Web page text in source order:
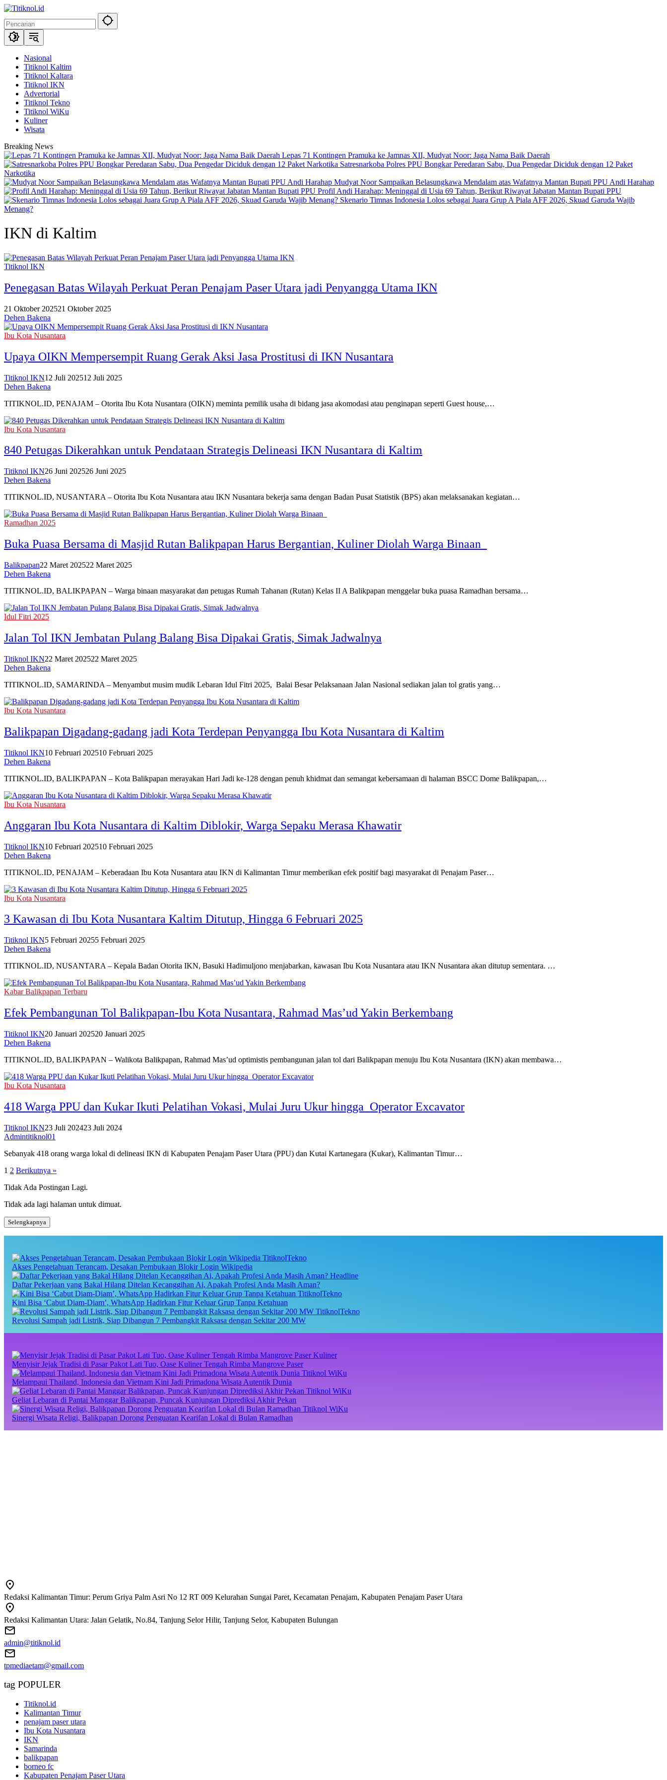
Langsung
konten
Nasional
Titiknol Kaltim
Titiknol Kaltara
Titiknol IKN
Advertorial
Titiknol Tekno
Titiknol WiKu
Kuliner
Wisata
Breaking News
Lepas 71 Kontingen Pramuka ke Jamnas XII, Mudyat Noor: Jaga Nama Baik Daerah
Satresnarkoba Polres PPU Bongkar Peredaran Sabu, Dua Pengedar Diciduk dengan 12 Paket
Narkotika
Mudyat Noor Sampaikan Belasungkawa Mendalam atas Wafatnya Mantan Bupati PPU Andi Harahap
Profil Andi Harahap: Meninggal di Usia 69 Tahun, Berikut Riwayat Jabatan Mantan Bupati PPU
Skenario Timnas Indonesia Lolos sebagai Juara Grup A Piala AFF 2026, Skuad Garuda Wajib
Menang?
IKN di Kaltim
Titiknol IKN
Penegasan Batas Wilayah Perkuat Peran Penajam Paser Utara jadi Penyangga Utama IKN
21 Oktober 202521 Oktober 2025
Dehen Bakena
Ibu Kota Nusantara
Upaya OIKN Mempersempit Ruang Gerak Aksi Jasa Prostitusi di IKN Nusantara
Titiknol IKN12 Juli 202512 Juli 2025
Dehen Bakena
TITIKNOL.ID, PENAJAM – Otorita Ibu Kota Nusantara (OIKN) meminta pemilik usaha di bidang jasa akomodasi atau penginapan seperti Guest house,…
Ibu Kota Nusantara
840 Petugas Dikerahkan untuk Pendataan Strategis Delineasi IKN Nusantara di Kaltim
Titiknol IKN26 Juni 202526 Juni 2025
Dehen Bakena
TITIKNOL.ID, NUSANTARA – Otorita Ibu Kota Nusantara atau IKN Nusantara bekerja sama dengan Badan Pusat Statistik (BPS) akan melaksanakan kegiatan…
Ramadhan 2025
Buka Puasa Bersama di Masjid Rutan Balikpapan Harus Bergantian, Kuliner Diolah Warga Binaan
Balikpapan22 Maret 202522 Maret 2025
Dehen Bakena
TITIKNOL.ID, BALIKPAPAN – Warga binaan masyarakat dan petugas Rumah Tahanan (Rutan) Kelas II A Balikpapan menggelar buka puasa Ramadhan bersama…
Idul Fitri 2025
Jalan Tol IKN Jembatan Pulang Balang Bisa Dipakai Gratis, Simak Jadwalnya
Titiknol IKN22 Maret 202522 Maret 2025
Dehen Bakena
TITIKNOL.ID, SAMARINDA – Menyambut musim mudik Lebaran Idul Fitri 2025, Balai Besar Pelaksanaan Jalan Nasional sediakan jalan tol gratis yang…
Ibu Kota Nusantara
Balikpapan Digadang-gadang jadi Kota Terdepan Penyangga Ibu Kota Nusantara di Kaltim
Titiknol IKN10 Februari 202510 Februari 2025
Dehen Bakena
TITIKNOL.ID, BALIKPAPAN – Kota Balikpapan merayakan Hari Jadi ke-128 dengan penuh khidmat dan semangat kebersamaan di halaman BSCC Dome Balikpapan,…
Ibu Kota Nusantara
Anggaran Ibu Kota Nusantara di Kaltim Diblokir, Warga Sepaku Merasa Khawatir
Titiknol IKN10 Februari 202510 Februari 2025
Dehen Bakena
TITIKNOL.ID, PENAJAM – Keberadaan Ibu Kota Nusantara atau IKN di Kalimantan Timur memberikan efek positif bagi masyarakat di Penajam Paser…
Ibu Kota Nusantara
3 Kawasan di Ibu Kota Nusantara Kaltim Ditutup, Hingga 6 Februari 2025
Titiknol IKN5 Februari 20255 Februari 2025
Dehen Bakena
TITIKNOL.ID, NUSANTARA – Kepala Badan Otorita IKN, Basuki Hadimuljono menjabarkan, kawasan Ibu Kota Nusantara atau IKN Nusantara akan ditutup sementara. …
Kabar Balikpapan Terbaru
Efek Pembangunan Tol Balikpapan-Ibu Kota Nusantara, Rahmad Mas’ud Yakin Berkembang
Titiknol IKN20 Januari 202520 Januari 2025
Dehen Bakena
TITIKNOL.ID, BALIKPAPAN – Walikota Balikpapan, Rahmad Mas’ud optimistis pembangunan jalan tol dari Balikpapan menuju Ibu Kota Nusantara (IKN) akan membawa…
Ibu Kota Nusantara
418 Warga PPU dan Kukar Ikuti Pelatihan Vokasi, Mulai Juru Ukur hingga Operator Excavator
Titiknol IKN23 Juli 202423 Juli 2024
Admintitiknol01
Sebanyak 418 orang warga lokal di delineasi IKN di Kabupaten Penajam Paser Utara (PPU) dan Kutai Kartanegara (Kukar), Kalimantan Timur…
Paginasi
pos
1 2 Berikutnya »
Tidak Ada Postingan Lagi.
Tidak ada lagi halaman untuk dimuat.
Selengkapnya
TitiknolTekno
Akses Pengetahuan Terancam, Desakan Pembukaan Blokir Login Wikipedia
Headline
Daftar Pekerjaan yang Bakal Hilang Ditelan Kecanggihan Ai, Apakah Profesi Anda Masih Aman?
TitiknolTekno
Kini Bisa ‘Cabut Diam-Diam’, WhatsApp Hadirkan Fitur Keluar Grup Tanpa Ketahuan
TitiknolTekno
Revolusi Sampah jadi Listrik, Siap Dibangun 7 Pembangkit Raksasa dengan Sekitar 200 MW
Kuliner
Menyisir Jejak Tradisi di Pasar Pakot Lati Tuo, Oase Kuliner Tengah Rimba Mangrove Paser
Titiknol WiKu
Melampaui Thailand, Indonesia dan Vietnam Kini Jadi Primadona Wisata Autentik Dunia
Titiknol WiKu
Geliat Lebaran di Pantai Manggar Balikpapan, Puncak Kunjungan Diprediksi Akhir Pekan
Titiknol WiKu
Sinergi Wisata Religi, Balikpapan Dorong Penguatan Kearifan Lokal di Bulan Ramadhan
Redaksi Kalimantan Timur: Perum Griya Palm Asri No 12 RT 009 Kelurahan Sungai Paret, Kecamatan Penajam, Kabupaten Penajam Paser Utara
Redaksi Kalimantan Utara: Jalan Gelatik, No.84, Tanjung Selor Hilir, Tanjung Selor, Kabupaten Bulungan
admin@titiknol.id
tpmediaetam@gmail.com
tag POPULER
Titiknol.id
Kalimantan Timur
penajam paser utara
Ibu Kota Nusantara
IKN
Samarinda
balikpapan
borneo fc
Kabupaten Penajam Paser Utara